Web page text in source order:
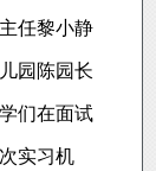
任黎小静
园陈园长
们在面试
实习机